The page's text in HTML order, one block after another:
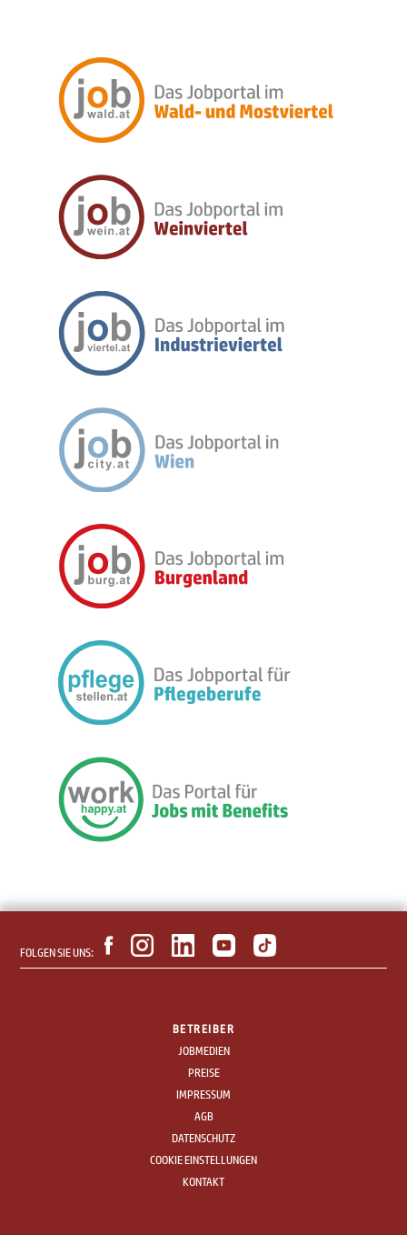
FOLGEN SIE UNS:
BETREIBER
JOBMEDIEN
PREISE
IMPRESSUM
AGB
DATENSCHUTZ
COOKIE EINSTELLUNGEN
KONTAKT